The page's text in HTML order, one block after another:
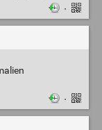
·
·